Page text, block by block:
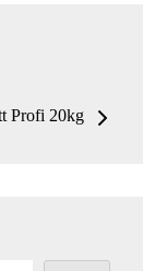
Profi 20kg